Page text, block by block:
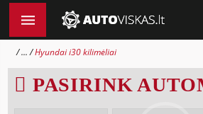
... Hyundai i30 kilimėliai
PASIRINK